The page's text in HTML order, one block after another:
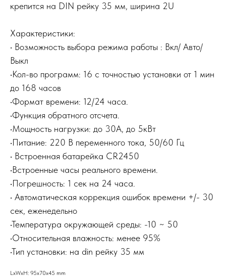
крепится на DIN рейку 35 мм, ширина 2U
Характеристики:
• Возможность выбора режима работы : Вкл/ Авто/
Выкл
•Кол-во программ: 16 с точностью установки от 1 мин
до 168 часов
•Формат времени: 12/24 часа.
•Функция обратного отсчета.
•Мощность нагрузки: до 30А, до 5кВт
•Питание: 220 В переменного тока, 50/60 Гц
• Встроенная батарейка CR2450
•Встроенные часы реального времени.
•Погрешность: 1 сек на 24 часа.
• Автоматическая коррекция ошибок времени +/- 30
сек, еженедельно
•Температура окружающей среды: -10 ~ 50
•Относительная влажность: менее 95%
•Тип установки: на din рейку 35 мм
LxWxH: 95x70x45 mm